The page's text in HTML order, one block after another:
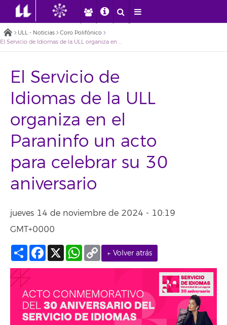
ULL - Noticias
Coro Polifónico
El Servicio de Idiomas de la ULL organiza en el Paraninfo un acto para celebrar su 30 aniversario
El Servicio de
Idiomas de la ULL
organiza en el
Paraninfo un acto
para celebrar su 30
aniversario
jueves 14 de noviembre de 2024 - 10:19
GMT+0000
← Volver atrás
Compartir
Facebook
X WhatsApp
Copy
Link